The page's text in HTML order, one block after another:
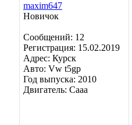
maxim647
Новичок
Сообщений: 12
Регистрация: 15.02.2019
Адрес: Курск
Авто: Vw t5gp
Год выпуска: 2010
Двигатель: Caaa